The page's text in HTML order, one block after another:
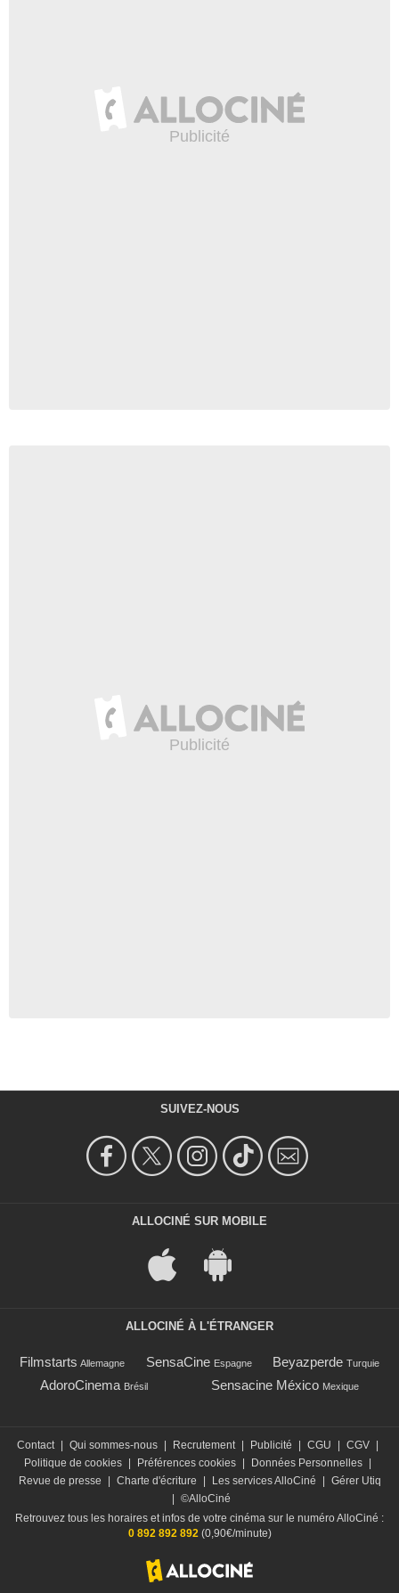
SUIVEZ-NOUS
ALLOCINÉ SUR MOBILE
ALLOCINÉ À L'ÉTRANGER
Filmstarts Allemagne SensaCine Espagne Beyazperde Turquie
AdoroCinema Brésil Sensacine México Mexique
Contact Qui sommes-nous Recrutement Publicité CGU CGV
Politique de cookies
Préférences cookies Données Personnelles
Revue de presse
Charte d'écriture Les services AlloCiné
Gérer Utiq
©AlloCiné
Retrouvez tous les horaires et infos de votre cinéma sur le numéro AlloCiné :
0 892 892 892(0,90€/minute)